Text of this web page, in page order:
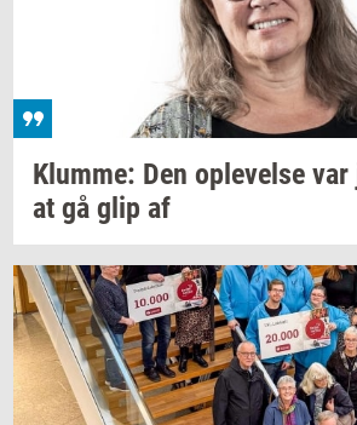
Klum­me: Den op­le­vel­se var
at gå glip af